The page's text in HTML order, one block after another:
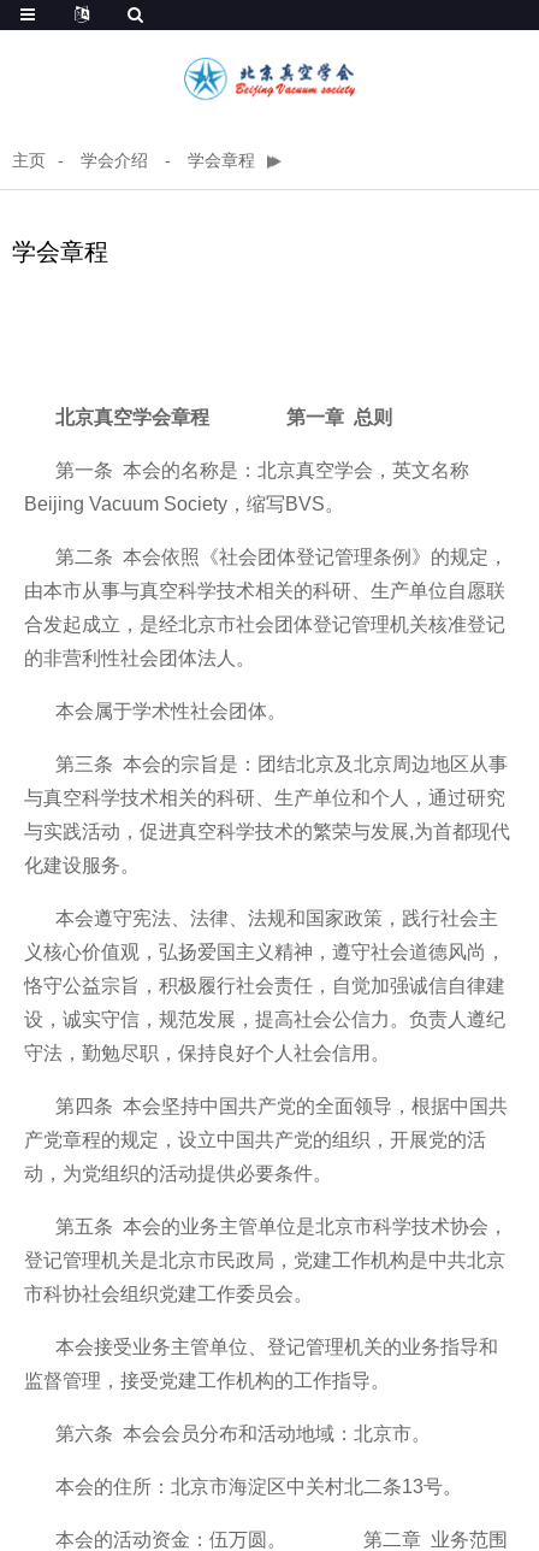
主页 学会介绍 学会章程
学会章程
北京真空学会章程 第一章 总则
第一条 本会的名称是：北京真空学会，英文名称
Beijing Vacuum Society，缩写BVS。
第二条 本会依照《社会团体登记管理条例》的规定，
由本市从事与真空科学技术相关的科研、生产单位自愿联
合发起成立，是经北京市社会团体登记管理机关核准登记
的非营利性社会团体法人。
本会属于学术性社会团体。
第三条 本会的宗旨是：团结北京及北京周边地区从事
与真空科学技术相关的科研、生产单位和个人，通过研究
与实践活动，促进真空科学技术的繁荣与发展,为首都现代
化建设服务。
本会遵守宪法、法律、法规和国家政策，践行社会主
义核心价值观，弘扬爱国主义精神，遵守社会道德风尚，
恪守公益宗旨，积极履行社会责任，自觉加强诚信自律建
设，诚实守信，规范发展，提高社会公信力。负责人遵纪
守法，勤勉尽职，保持良好个人社会信用。
第四条 本会坚持中国共产党的全面领导，根据中国共
产党章程的规定，设立中国共产党的组织，开展党的活
动，为党组织的活动提供必要条件。
第五条 本会的业务主管单位是北京市科学技术协会，
登记管理机关是北京市民政局，党建工作机构是中共北京
市科协社会组织党建工作委员会。
本会接受业务主管单位、登记管理机关的业务指导和
监督管理，接受党建工作机构的工作指导。
第六条 本会会员分布和活动地域：北京市。
本会的住所：北京市海淀区中关村北二条13号。
本会的活动资金：伍万圆。 第二章 业务范围